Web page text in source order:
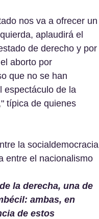
nos va a ofrecer un
aplaudirá el
de derecho y por
aborto por
que no se han
espectáculo de la
típica de quienes
la socialdemocracia
entre el nacionalismo
la derecha, una de
ambas, en
de estos